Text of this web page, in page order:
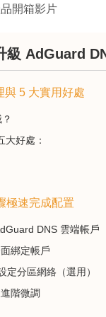
開箱影片
級 AdGuard
與 5 大實用好處
好處：
極速完成配置
DNS 雲端帳戶
綁定帳戶
定分區網絡（選用）
階微調